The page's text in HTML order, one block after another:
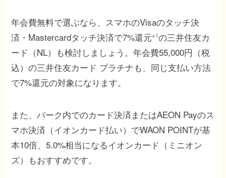
年会費無料で選ぶなら、スマホのVisaのタッチ決
済・Mastercardタッチ決済で7%還元※1の三井住友カ
ード（NL）も検討しましょう。年会費55,000円（税
込）の三井住友カード プラチナも、同じ支払い方法
で7%還元の対象になります。
また、パーク内でのカード決済またはAEON Payのス
マホ決済（イオンカード払い）でWAON POINTが基
本10倍、5.0%相当になるイオンカード（ミニオン
ズ）もおすすめです。